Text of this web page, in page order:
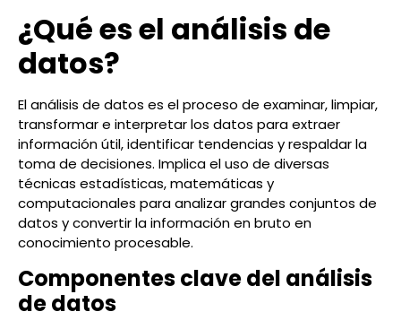
¿Qué es el análisis de
datos?
El análisis de datos es el proceso de examinar, limpiar,
transformar e interpretar los datos para extraer
información útil, identificar tendencias y respaldar la
toma de decisiones. Implica el uso de diversas
técnicas estadísticas, matemáticas y
computacionales para analizar grandes conjuntos de
datos y convertir la información en bruto en
conocimiento procesable.
Componentes clave del análisis
de datos